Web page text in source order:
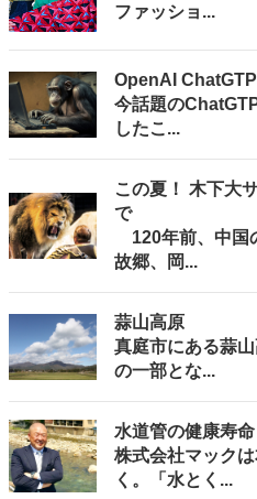
ファッショ...
OpenAI ChatGTP
今話題の
したこ...
この夏！ 木下大
で
120年前、中国
故郷、岡...
蒜山高原
真庭市にある蒜
の一部とな...
水道管の健康寿命
株式会社マック
く。「水とく...